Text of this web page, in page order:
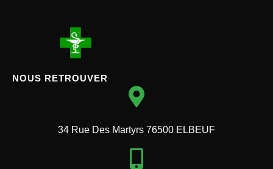
NOUS RETROUVER
34 Rue Des Martyrs 76500 ELBEUF